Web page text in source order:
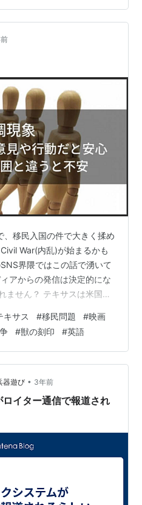
題でしょうか 「日本人ちゃ
移民入国の件で大きく揉め
War(内乱)が始まるかも
界隈ではこの話で湧いて
アからの発信は決定的にな
ません？ テキサスは米国で
テクシャン)と言います。
前のブログにも、米国で
しれないということは 何度
・ ❝将来、内乱が起きる❞と
や小説やゲームを通…
キサス #移民問題 #映画
#獣の刻印 #英語
器遊び • 3年前
イター通信で報道され